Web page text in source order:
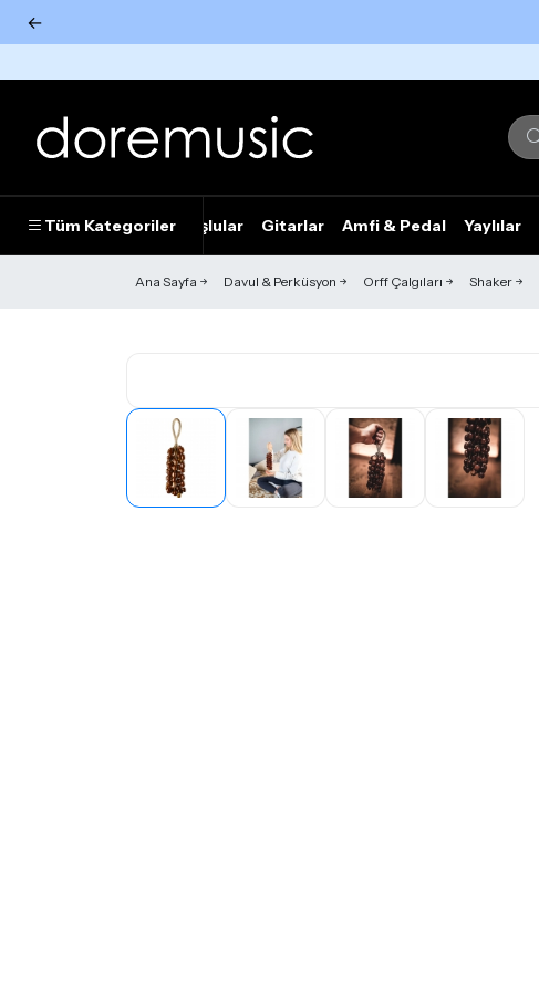
←
Tüm Kategoriler
Piyanolar Tuşlular Gitarlar Amfi & Pedal Yaylılar
Ana Sayfa Davul & Perküsyon Orff Çalgıları Shaker
Tümünü Gör